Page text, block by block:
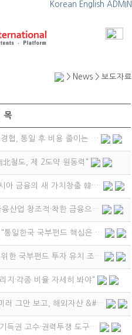
Korean English ADMIN
> News > 보도자료
목
협, 통일 후 비용 줄이는 …
철도, 제 2도약 원동력"
아 금융의 새 가치창출 韓·…
산업 창조적·착한 금융으…
통일한국 국부펀드 핵심은 …
한 국부펀드 투자 유치 조…
지·각종 비율 자세히 봐야"
러 그만 보고, 해외자산 &#…
득권 고수·권력투쟁 도구…